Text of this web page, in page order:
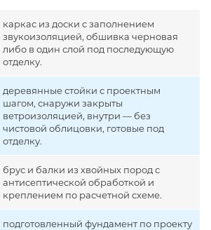
каркас из доски с заполнением
звукоизоляцией, обшивка черновая
либо в один слой под последующую
отделку.
деревянные стойки с проектным
шагом, снаружи закрыты
ветроизоляцией, внутри — без
чистовой облицовки, готовые под
отделку.
брус и балки из хвойных пород с
антисептической обработкой и
креплением по расчетной схеме.
подготовленный фундамент по проекту